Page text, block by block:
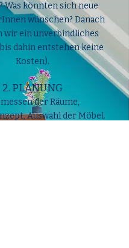
Was könnten sich neue
wünschen? Danach
wir ein unverbindliches
dahin entstehen keine
Kosten).
2. PLANUNG
der Räume,
Auswahl der Möbel.